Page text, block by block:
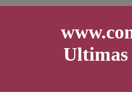
Ultimas